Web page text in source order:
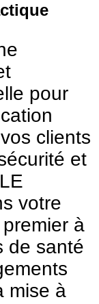
pour
clients
et
votre
à
de santé
mise à